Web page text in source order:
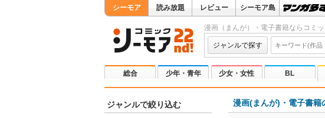
シーモア 読み放題 レビュー シーモア島
漫画（まんが）・電子書籍ならコミッ
ジャンルで探す
総合 少年・青年 少女・女性 BL
ジャンルで絞り込む 漫画(まんが)・電子書籍